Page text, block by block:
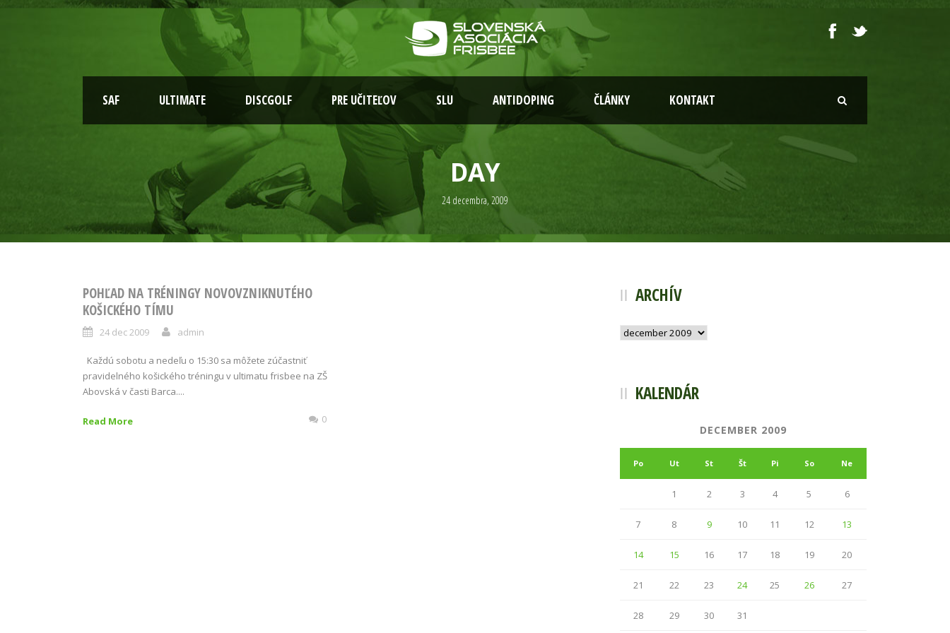
SAF ULTIMATE DISCGOLF PRE UČITEĽOV SLU ANTIDOPING ČLÁNKY KONTAKT
DAY
24 decembra, 2009
POHĽAD NA TRÉNINGY NOVOVZNIKNUTÉHO
KOŠICKÉHO TÍMU
24 dec 2009 admin
Každú sobotu a nedeľu o 15:30 sa môžete zúčastniť
pravidelného košického tréningu v ultimatu frisbee na ZŠ
Abovská v časti Barca....
Read More 0
ARCHÍV
Archív
KALENDÁR
DECEMBER 2009
Po Ut St Št Pi So Ne
1 2 3 4 5 6
7 8 9 10 11 12 13
14 15 16 17 18 19 20
21 22 23 24 25 26 27
28 29 30
31